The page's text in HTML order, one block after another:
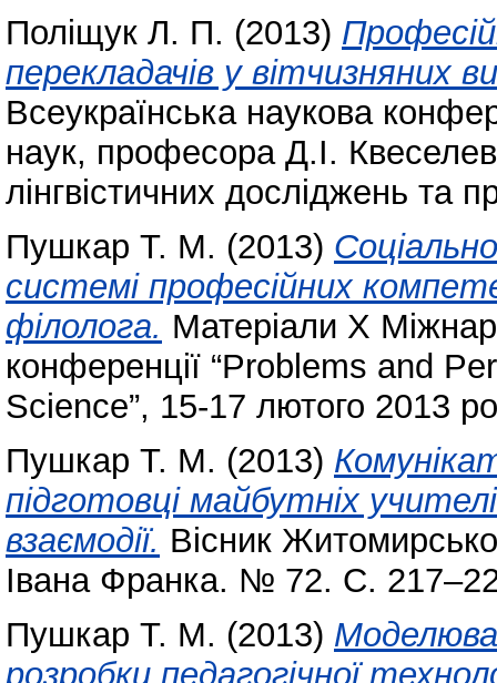
Поліщук Л. П. (2013)
перекладачів у вітчизняних
Всеукраїнська наукова
наук, професора Д.І.
лінгвістичних досліджень та
Пушкар Т. М. (2013)
системі професійних
філолога. Матеріали Х
конференції “Problems and
Science”, 15-17 лютого 2013
Пушкар Т. М. (2013)
підготовці майбутніх
взаємодії. Вісник
Івана Франка. № 72. С.
Пушкар Т. М. (2013)
розробки педагогічної